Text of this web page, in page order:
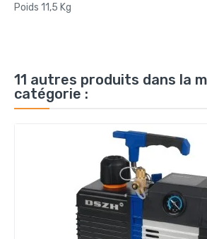
Poids 11,5 Kg
11 autres produits dans la
catégorie :